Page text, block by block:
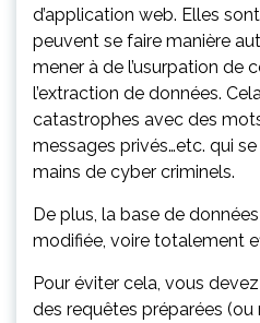
d’application web. Elles
peuvent se faire manière
mener à de l’usurpation de
l’extraction de données.
catastrophes avec des
messages privés…etc. qui
mains de cyber criminels.
De plus, la base de
modifiée, voire totalement
Pour éviter cela, vous
des requêtes préparées (ou